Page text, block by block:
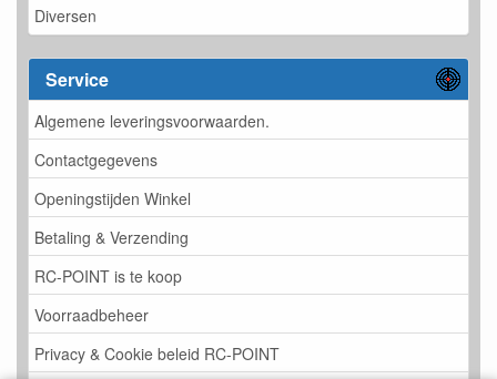
Diversen
Service
Algemene leveringsvoorwaarden.
Contactgegevens
Openingstijden Winkel
Betaling & Verzending
RC-POINT is te koop
Voorraadbeheer
Privacy & Cookie beleid RC-POINT